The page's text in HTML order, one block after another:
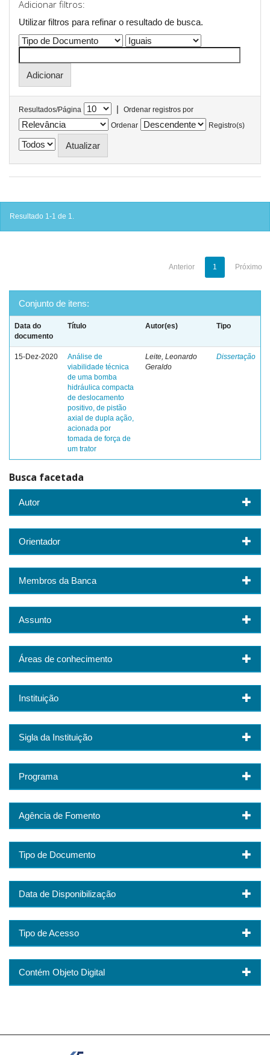
Adicionar filtros:
Utilizar filtros para refinar o resultado de busca.
Resultados/Página |
Ordenar registros por
Ordenar
Registro(s)
Resultado 1-1 de 1.
Anterior 1 Próximo
Conjunto de itens:
Data do
documento
Título Autor(es) Tipo
15-Dez-2020
Análise de
viabilidade técnica
de uma bomba
hidráulica compacta
de deslocamento
positivo, de pistão
axial de dupla ação,
acionada por
tomada de força de
um trator
Leite, Leonardo
Geraldo
Dissertação
Busca facetada
Autor
Orientador
Membros da Banca
Assunto
Áreas de conhecimento
Instituição
Sigla da Instituição
Programa
Agência de Fomento
Tipo de Documento
Data de Disponibilização
Tipo de Acesso
Contém Objeto Digital